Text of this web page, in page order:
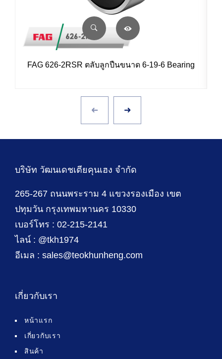
FAG 626-2RSR ตลับลูกปืนขนาด 6-19-6 Bearing
บริษัท วัฒนเดชเตียคุนเฮง จำกัด
265-267 ถนนพระราม 4 แขวงรองเมือง เขต
ปทุมวัน กรุงเทพมหานคร 10330
เบอร์โทร : 02-215-2141
ไลน์ : @tkh1974
อีเมล : sales@teokhunheng.com
เกี่ยวกับเรา
หน้าแรก
เกี่ยวกับเรา
สินค้า